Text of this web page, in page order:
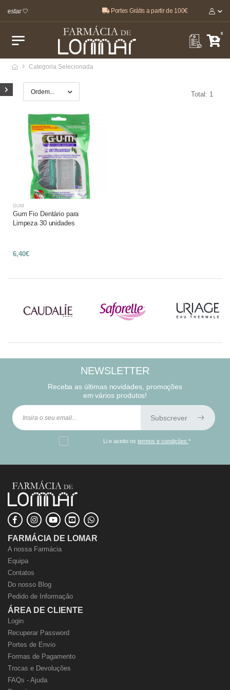
estar 🤍 Portes Grátis a partir de 100€
0
Categoria Selecionada
Total: 1
GUM
Gum Fio Dentário para
Limpeza 30 unidades
6,40€
NEWSLETTER
Receba as últimas novidades, promoções
em vários produtos!
Subscrever
Li e aceito ostermos e condições*
FARMÁCIA DE LOMAR
A nossa Farmácia
Equipa
Contatos
Do nosso Blog
Pedido de Informação
ÁREA DE CLIENTE
Login
Recuperar Password
Portes de Envio
Formas de Pagamento
Trocas e Devoluções
FAQs - Ajuda